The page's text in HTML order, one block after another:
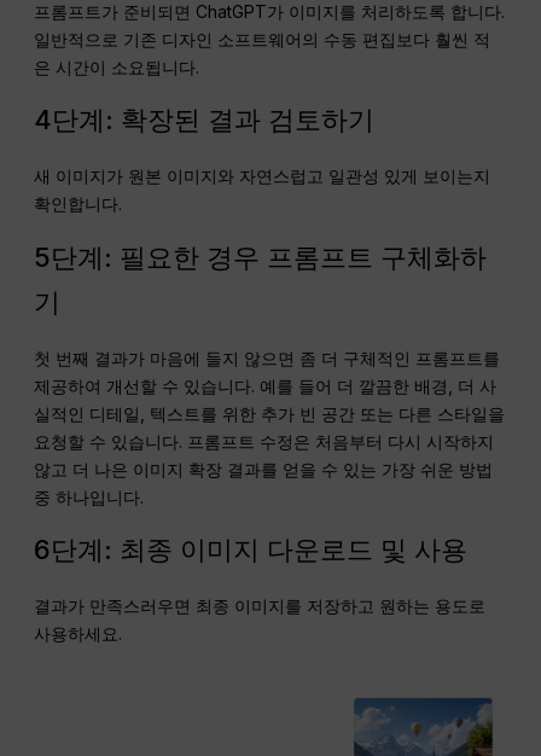
프롬프트가 준비되면 ChatGPT가 이미지를 처리하도록 합니다.
일반적으로 기존 디자인 소프트웨어의 수동 편집보다 훨씬 적
은 시간이 소요됩니다.
4단계: 확장된 결과 검토하기
새 이미지가 원본 이미지와 자연스럽고 일관성 있게 보이는지
확인합니다.
5단계: 필요한 경우 프롬프트 구체화하
기
첫 번째 결과가 마음에 들지 않으면 좀 더 구체적인 프롬프트를
제공하여 개선할 수 있습니다. 예를 들어 더 깔끔한 배경, 더 사
실적인 디테일, 텍스트를 위한 추가 빈 공간 또는 다른 스타일을
요청할 수 있습니다. 프롬프트 수정은 처음부터 다시 시작하지
않고 더 나은 이미지 확장 결과를 얻을 수 있는 가장 쉬운 방법
중 하나입니다.
6단계: 최종 이미지 다운로드 및 사용
결과가 만족스러우면 최종 이미지를 저장하고 원하는 용도로
사용하세요.